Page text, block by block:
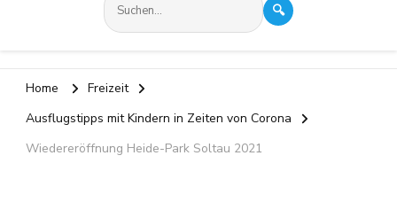
🔍
Home
Freizeit
Ausflugstipps mit Kindern in Zeiten von Corona
Wiedereröffnung Heide-Park Soltau 2021